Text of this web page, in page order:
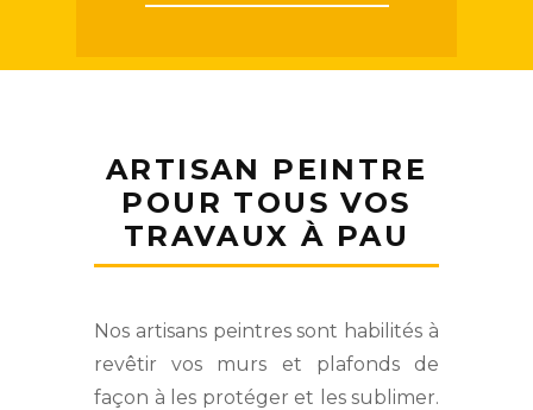
ARTISAN PEINTRE
POUR TOUS VOS
TRAVAUX À PAU
Nos artisans peintres sont habilités à
revêtir vos murs et plafonds de
façon à les protéger et les sublimer.